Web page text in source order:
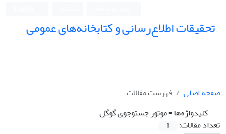
تحقیقات اطلاع‌رسانی و کتابخانه‌های عمومی
صفحه اصلی
فهرست مقالات
کلیدواژه‌ها =موتور جست‎وجوی گوگل
تعداد مقالات:
1